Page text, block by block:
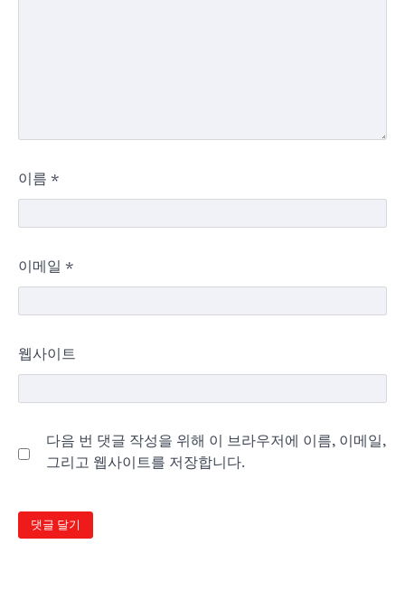
이름 *
이메일 *
웹사이트
다음 번 댓글 작성을 위해 이 브라우저에 이름, 이메일,
그리고 웹사이트를 저장합니다.